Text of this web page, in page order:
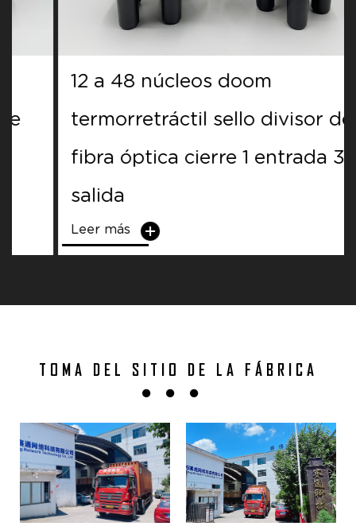
12 a 48 núcleos doom
termorretráctil sello divisor de
fibra óptica cierre 1 entrada 3
salida
Leer más
TOMA DEL SITIO DE LA FÁBRICA